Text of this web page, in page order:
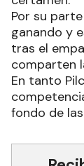
Por su
ganando y
tras el
comparten
En tanto
fondo de